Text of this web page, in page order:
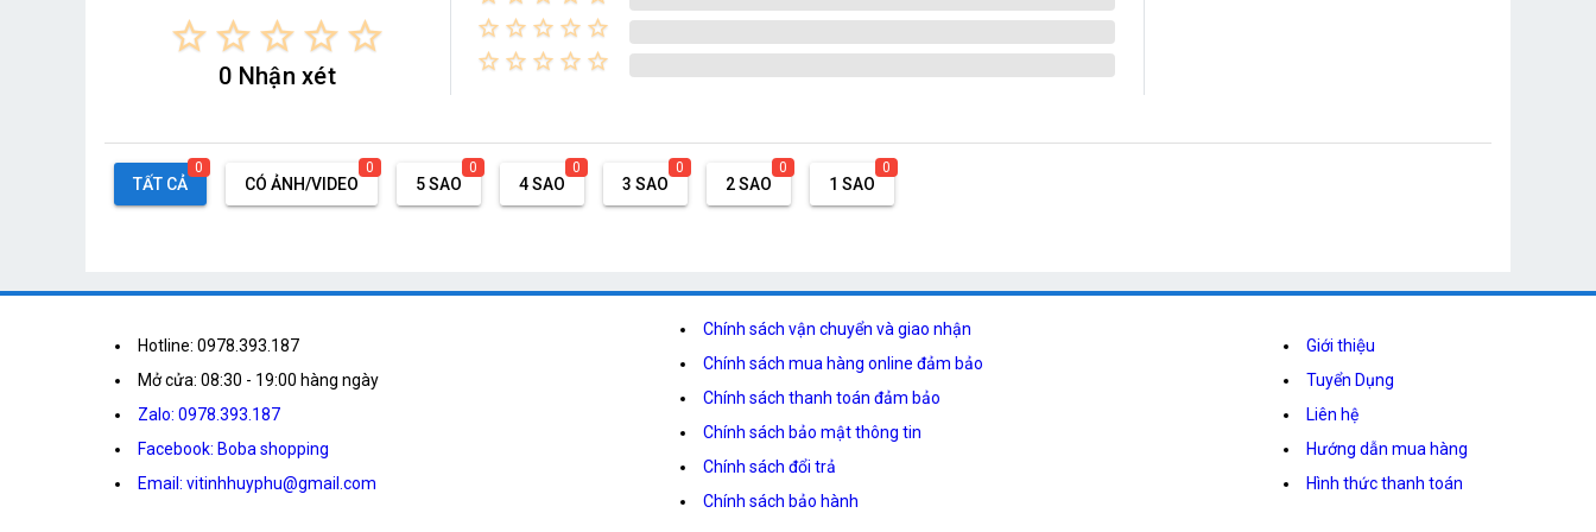
star_border star_border star_border star_border star_border
0 Nhận xét
star_border star_border star_border star_border star_border
star_border star_border star_border star_border star_border
TẤT CẢ
0
CÓ ẢNH/VIDEO
0
5 SAO
0
4 SAO
0
3 SAO
0
2 SAO
0
1 SAO
0
Hotline: 0978.393.187
Mở cửa: 08:30 - 19:00 hàng ngày
Zalo: 0978.393.187
Facebook: Boba shopping
Email: vitinhhuyphu@gmail.com
Chính sách vận chuyển và giao nhận
Chính sách mua hàng online đảm bảo
Chính sách thanh toán đảm bảo
Chính sách bảo mật thông tin
Chính sách đổi trả
Chính sách bảo hành
Giới thiệu
Tuyển Dụng
Liên hệ
Hướng dẫn mua hàng
Hình thức thanh toán